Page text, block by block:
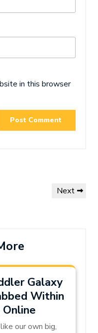
in this browser
Next
Next
Galaxy
Within
our own big,